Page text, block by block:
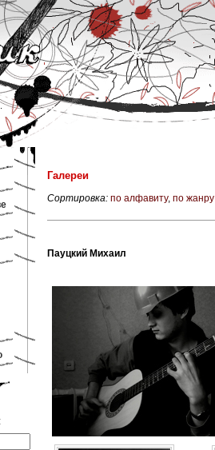
Галереи
Сортировка: по алфавиту, по
Пауцкий Михаил